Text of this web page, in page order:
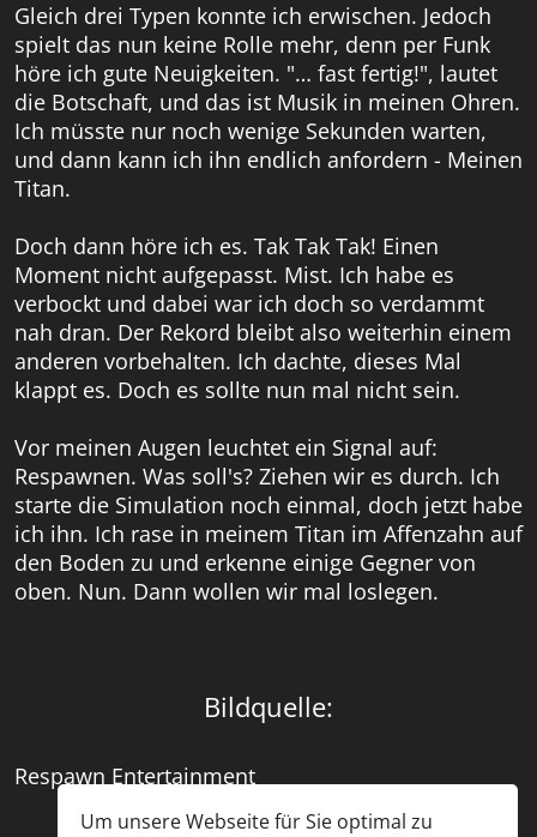
Um unsere Webseite für Sie optimal zu
Gleich drei Typen konnte ich erwischen. Jedoch
spielt das nun keine Rolle mehr, denn per Funk
höre ich gute Neuigkeiten. "… fast fertig!", lautet
die Botschaft, und das ist Musik in meinen Ohren.
Ich müsste nur noch wenige Sekunden warten,
und dann kann ich ihn endlich anfordern - Meinen
Titan.
Doch dann höre ich es. Tak Tak Tak! Einen
Moment nicht aufgepasst. Mist. Ich habe es
verbockt und dabei war ich doch so verdammt
nah dran. Der Rekord bleibt also weiterhin einem
anderen vorbehalten. Ich dachte, dieses Mal
klappt es. Doch es sollte nun mal nicht sein.
Vor meinen Augen leuchtet ein Signal auf:
Respawnen. Was soll's? Ziehen wir es durch. Ich
starte die Simulation noch einmal, doch jetzt habe
ich ihn. Ich rase in meinem Titan im Affenzahn auf
den Boden zu und erkenne einige Gegner von
oben. Nun. Dann wollen wir mal loslegen.
Bildquelle:
Respawn Entertainment